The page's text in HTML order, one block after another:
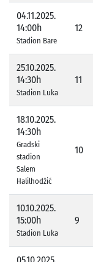
04.11.2025.
14:00h
Stadion Bare
12
25.10.2025.
14:30h
Stadion Luka
11
18.10.2025.
14:30h
Gradski
stadion
Salem
Halilhodžić
10
10.10.2025.
15:00h
Stadion Luka
9